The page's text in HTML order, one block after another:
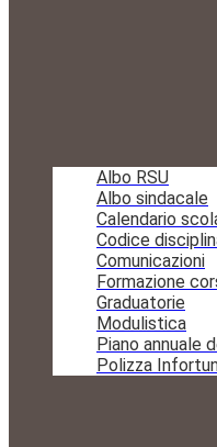
Albo RSU
Albo sindacale
Calendario
Codice
Comunicazioni
Formazione
Graduatorie
Modulistica
Piano annuale
Polizza